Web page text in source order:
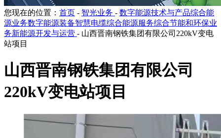
您现在的位置： 首页 - 智光业务 - 数字能源技术与产品综合能
源业务数字能源装备智慧电缆综合能源服务综合节能和环保业
务新能源开发与运营 - 山西晋南钢铁集团有限公司220kV变电
站项目
山西晋南钢铁集团有限公司
220kV变电站项目